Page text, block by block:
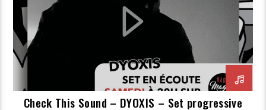
Check This Sound – DYOXIS – Set progressive